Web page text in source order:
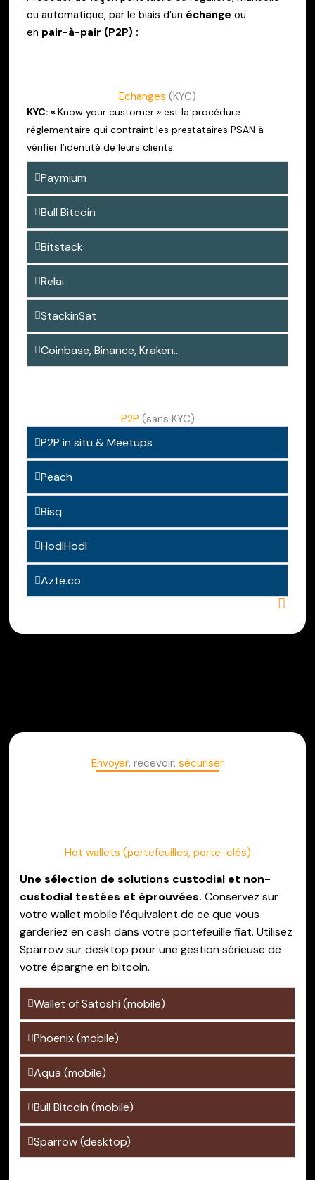
ou automatique, par le biais d’un échange ou
en pair-à-pair (P2P) :
Echanges (KYC)
KYC: «Know your customer » est la procédure
réglementaire qui contraint les prestataires PSAN à
vérifier l’identité de leurs clients.
Paymium
Bull Bitcoin
Bitstack
Relai
StackinSat
Coinbase, Binance, Kraken...
P2P (sans KYC)
P2P in situ & Meetups
Peach
Bisq
HodlHodl
Azte.co
Envoyer, recevoir, sécuriser
Hot wallets (portefeuilles, porte-clés)
Une sélection de solutions custodial et non-
custodial testées et éprouvées. Conservez sur
votre wallet mobile l’équivalent de ce que vous
garderiez en cash dans votre portefeuille fiat. Utilisez
Sparrow sur desktop pour une gestion sérieuse de
votre épargne en bitcoin.
Wallet of Satoshi (mobile)
Phoenix (mobile)
Aqua (mobile)
Bull Bitcoin (mobile)
Sparrow (desktop)